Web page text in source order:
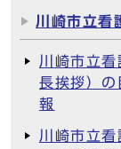
川崎市立看
川崎市立
長挨拶）
報
川崎市立